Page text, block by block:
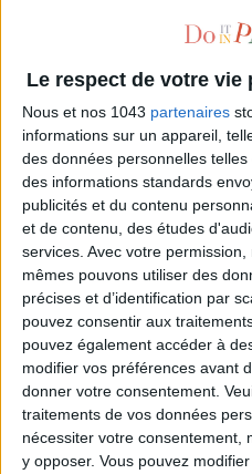
Le respect de votre
Nous et nos 1043 partenaires
informations sur un appareil,
des données personnelles
des informations standards
publicités et du contenu
et de contenu, des études
services. Avec votre
mêmes pouvons utiliser des
précises et d’identification par
pouvez consentir aux
pouvez également accéder à
modifier vos préférences avant
donner votre consentement.
traitements de vos données
nécessiter votre consentement,
y opposer. Vous pouvez
A BUBBLE-BAR AT